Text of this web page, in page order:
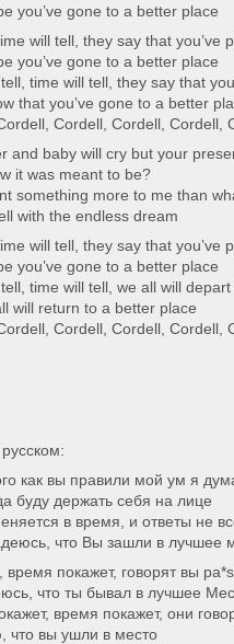
you’ve gone to a better place
will tell, they say that you’ve
you’ve gone to a better place
time will tell, they say that
that you’ve gone to a better
Cordell, Cordell, Cordell,
and baby will cry but your
it was meant to be?
something more to me than
with the endless dream
will tell, they say that you’ve
you’ve gone to a better place
time will tell, we all will
will return to a better place
Cordell, Cordell, Cordell,
как вы правили мой ум я
буду держать себя на лице
в время, и ответы не
что Вы зашли в лучшее
время покажет, говорят вы
что ты бывал в лучшее
время покажет, они
что вы ушли в место